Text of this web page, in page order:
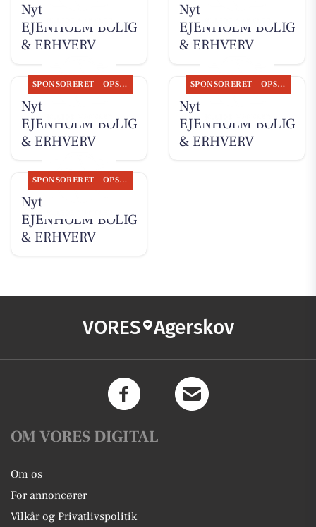
Nyt fra
EJENHOLM BOLIG
& ERHVERV
Nyt fra
EJENHOLM BOLIG
& ERHVERV
SPONSORERET OPSLAGSTAVLEN
Nyt fra
EJENHOLM BOLIG
& ERHVERV
SPONSORERET OPSLAGSTAVLEN
Nyt fra
EJENHOLM BOLIG
& ERHVERV
SPONSORERET OPSLAGSTAVLEN
Nyt fra
EJENHOLM BOLIG
& ERHVERV
VORES Agerskov
OM VORES DIGITAL
Om os
For annoncører
Vilkår og Privatlivspolitik